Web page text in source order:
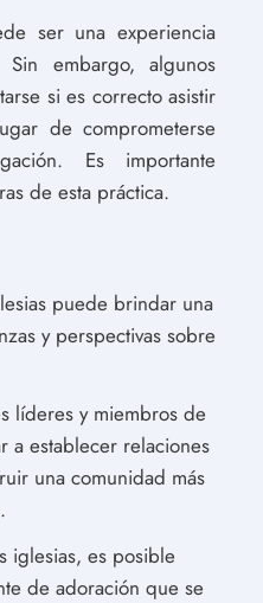
ser una experiencia
embargo, algunos
si es correcto asistir
de comprometerse
Es importante
de esta práctica.
puede brindar una
y perspectivas sobre
líderes y miembros de
a establecer relaciones
una comunidad más
iglesias, es posible
de adoración que se